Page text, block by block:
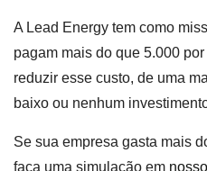
A Lead Energy tem como
pagam mais do que 5.000
reduzir esse custo, de uma
baixo ou nenhum
Se sua empresa gasta mais
faça uma simulação em